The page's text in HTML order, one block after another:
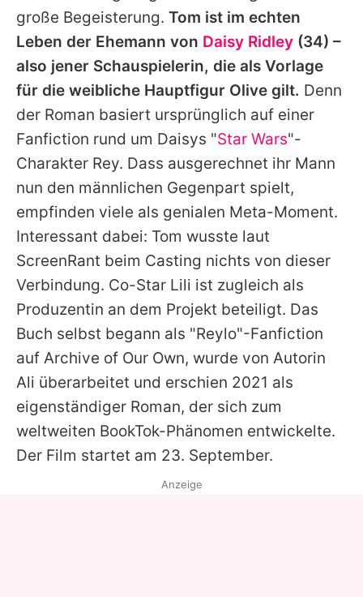
große Begeisterung. Tom ist im echten
Leben der Ehemann von Daisy Ridley (34) –
also jener Schauspielerin, die als Vorlage
für die weibliche Hauptfigur Olive gilt. Denn
der Roman basiert ursprünglich auf einer
Fanfiction rund um Daisys "Star Wars"-
Charakter Rey. Dass ausgerechnet ihr Mann
nun den männlichen Gegenpart spielt,
empfinden viele als genialen Meta-Moment.
Interessant dabei: Tom wusste laut
ScreenRant beim Casting nichts von dieser
Verbindung. Co-Star Lili ist zugleich als
Produzentin an dem Projekt beteiligt. Das
Buch selbst begann als "Reylo"-Fanfiction
auf Archive of Our Own, wurde von Autorin
Ali überarbeitet und erschien 2021 als
eigenständiger Roman, der sich zum
weltweiten BookTok-Phänomen entwickelte.
Der Film startet am 23. September.
Anzeige